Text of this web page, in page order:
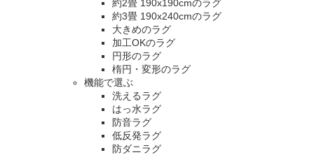
約2畳 190x190cmのラグ
約3畳 190x240cmのラグ
大きめのラグ
加工OKのラグ
円形のラグ
楕円・変形のラグ
機能で選ぶ
洗えるラグ
はっ水ラグ
防音ラグ
低反発ラグ
防ダニラグ